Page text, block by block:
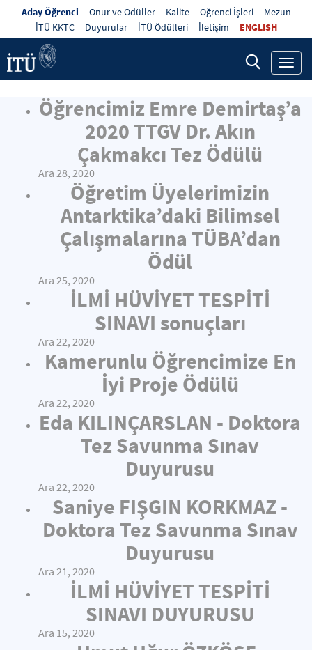
Aday Öğrenci Onur ve Ödüller Kalite Öğrenci İşleri
Mezun
İTÜ KKTC
Duyurular İTÜ Ödülleri İletişim ENGLISH
Öğrencimiz Emre Demirtaş’a
2020 TTGV Dr. Akın
Çakmakcı Tez Ödülü
Ara 28, 2020
Öğretim Üyelerimizin
Antarktika’daki Bilimsel
Çalışmalarına TÜBA’dan
Ödül
Ara 25, 2020
İLMİ HÜVİYET TESPİTİ
SINAVI sonuçları
Ara 22, 2020
Kamerunlu Öğrencimize En
İyi Proje Ödülü
Ara 22, 2020
Eda KILINÇARSLAN - Doktora
Tez Savunma Sınav
Duyurusu
Ara 22, 2020
Saniye FIŞGIN KORKMAZ -
Doktora Tez Savunma Sınav
Duyurusu
Ara 21, 2020
İLMİ HÜVİYET TESPİTİ
SINAVI DUYURUSU
Ara 15, 2020